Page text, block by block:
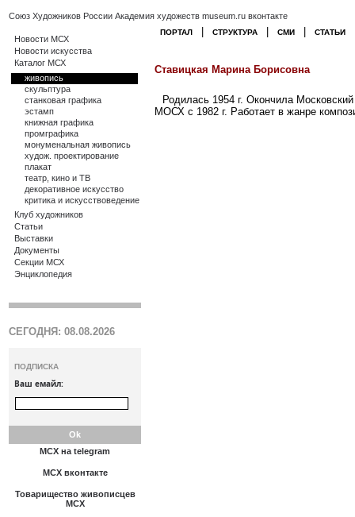
Союз Художников России Академия художеств museum.ru вконтакте
Новости МСХ
Новости искусства
Каталог МСХ
живопись
скульптура
станковая графика
эстамп
книжная графика
промграфика
монуменальная живопись
худож. проектирование
плакат
театр, кино и ТВ
декоративное искусство
критика и искусствоведение
Клуб художников
Статьи
Выставки
Документы
Секции МСХ
Энциклопедия
СЕГОДНЯ: 08.08.2026
ПОДПИСКА
Ваш емайл:
МСХ на telegram
МСХ вконтакте
Товарищество живописцев
МСХ
ПОРТАЛ СТРУКТУРА СМИ СТАТЬИ
Ставицкая Марина Борисовна
Родилась 1954 г. Окончила
МОСХ с 1982 г. Работает в жанре